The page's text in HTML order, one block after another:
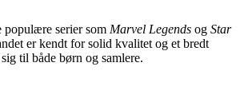
populære serier som Marvel Legends og Star
er kendt for solid kvalitet og et bredt
til både børn og samlere.